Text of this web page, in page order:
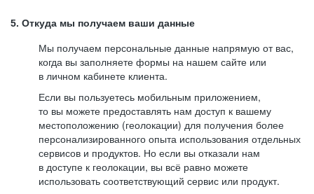
5. Откуда мы получаем ваши данные
Мы получаем персональные данные напрямую от вас,
когда вы заполняете формы на нашем сайте или
в личном кабинете клиента.
Если вы пользуетесь мобильным приложением,
то вы можете предоставлять нам доступ к вашему
местоположению (геолокации) для получения более
персонализированного опыта использования отдельных
сервисов и продуктов. Но если вы отказали нам
в доступе к геолокации, вы всё равно можете
использовать соответствующий сервис или продукт.